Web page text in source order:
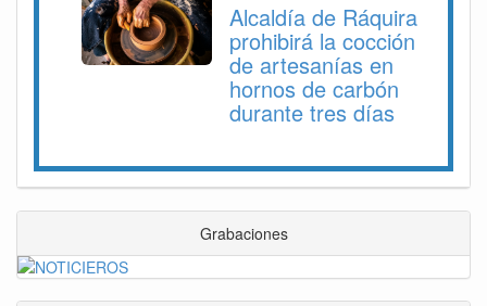
Alcaldía de Ráquira
prohibirá la cocción
de artesanías en
hornos de carbón
durante tres días
Grabaciones